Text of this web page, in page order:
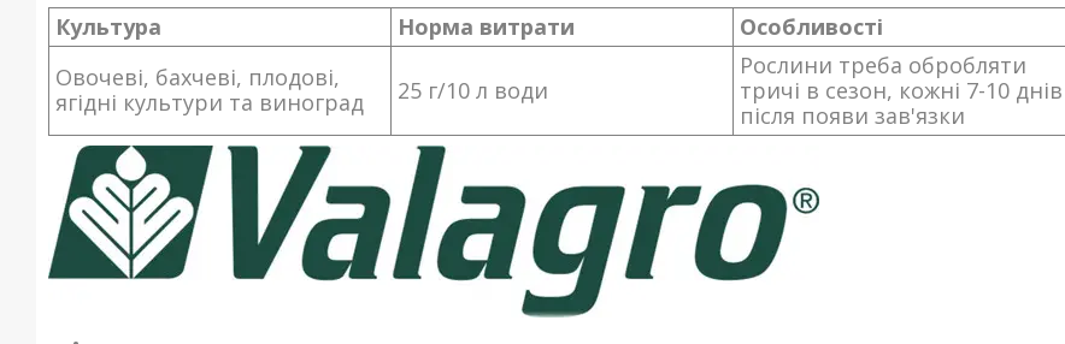
Культура
Норма витрати
Особливості
Овочеві, бахчеві, плодові,
ягідні культури та виноград
25 г/10 л води
Рослини треба обробляти
тричі в сезон, кожні 7-10 днів
після появи зав'язки